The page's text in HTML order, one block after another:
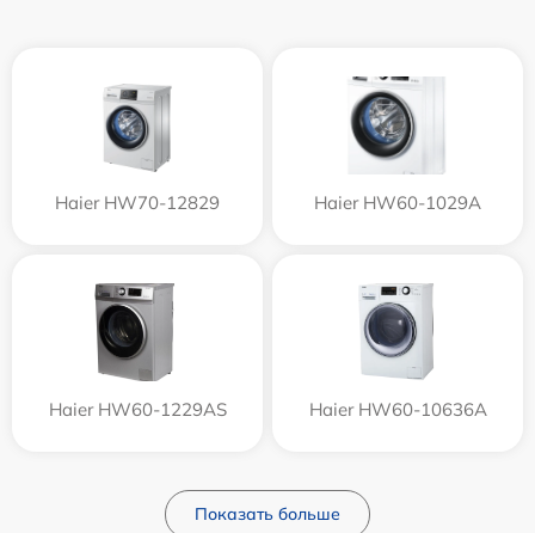
Haier HW70-12829 Haier HW60-1029A
Haier HW60-1229AS Haier HW60-10636A
Показать больше